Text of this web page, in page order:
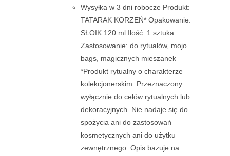
Wysyłka w 3 dni robocze Produkt:
TATARAK KORZEŃ* Opakowanie:
SŁOIK 120 ml Ilość: 1 sztuka
Zastosowanie: do rytuałów, mojo
bags, magicznych mieszanek
*Produkt rytualny o charakterze
kolekcjonerskim. Przeznaczony
wyłącznie do celów rytualnych lub
dekoracyjnych. Nie nadaje się do
spożycia ani do zastosowań
kosmetycznych ani do użytku
zewnętrznego. Opis bazuje na